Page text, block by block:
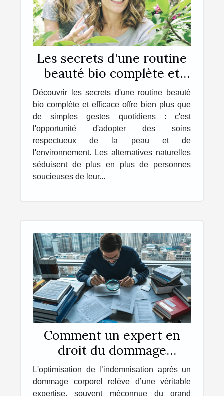
Les secrets d'une routine
beauté bio complète et
efficace
Découvrir les secrets d'une routine beauté
bio complète et efficace offre bien plus que
de simples gestes quotidiens : c'est
l'opportunité d'adopter des soins
respectueux de la peau et de
l'environnement. Les alternatives naturelles
séduisent de plus en plus de personnes
soucieuses de leur...
Comment un expert en
droit du dommage
corporel optimise-t-il
votre indemnisation ?
L'optimisation de l’indemnisation après un
dommage corporel relève d’une véritable
expertise, souvent méconnue du grand